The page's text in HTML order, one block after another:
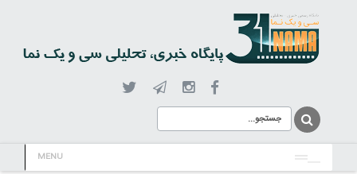
MENU